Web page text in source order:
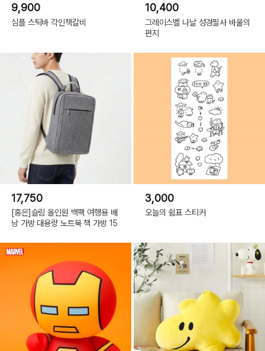
9,900
심플 스틱바 각인책갈비
10,400
그레이스벨 나날 성경필사 바울의
편지
17,750
[홍은]슬림 올인원 백팩 여행용 배
낭 가방 대용량 노트북 책 가방 15
3,000
오늘의 쉼표 스티커